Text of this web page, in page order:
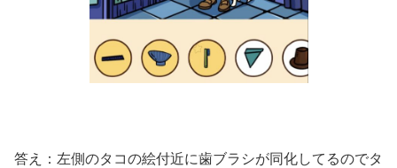
答え：左側のタコの絵付近に歯ブラシが同化してるのでタ